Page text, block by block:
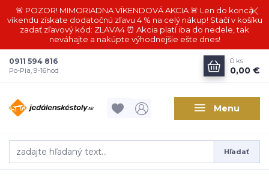
🚨 POZOR! MIMORIADNA VÍKENDOVÁ AKCIA 🚨 Len do konca
víkendu získate dodatočnú zľavu 4 % na celý nákup! Stačí v košíku
zadať zľavový kód: ZLAVA4 ⏰ Akcia platí iba do nedele, tak
neváhajte a nakúpte výhodnejšie ešte dnes!
Menu
Hľadať
0911 594 816
Po-Pia, 9-16hod
0 ks
0,00 €